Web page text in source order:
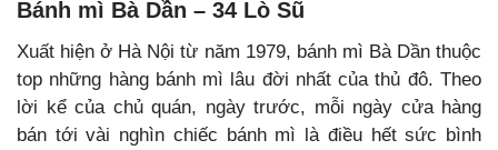
Bánh mì Bà Dần – 34 Lò Sũ
Xuất hiện ở Hà Nội từ năm 1979, bánh mì Bà Dần thuộc
top những hàng bánh mì lâu đời nhất của thủ đô. Theo
lời kể của chủ quán, ngày trước, mỗi ngày cửa hàng
bán tới vài nghìn chiếc bánh mì là điều hết sức bình